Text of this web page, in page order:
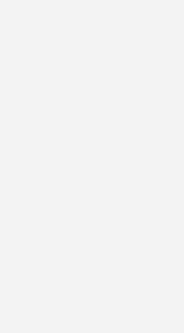
Zwischenstand,
Augenhöhe.
die Führung
trugen
Franke und
im Angriff – und das
Leistungsträger
Die Personalnot
hatte dann alles,